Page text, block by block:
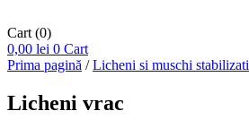
Cart (0)
0,00 lei 0 Cart
Prima pagină /Licheni si muschi stabilizati
Licheni vrac